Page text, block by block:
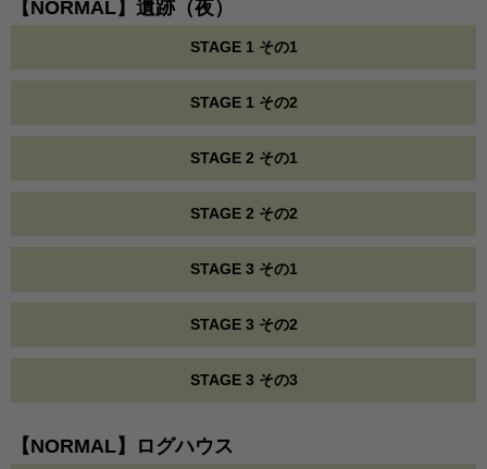
【NORMAL】遺跡（夜）
STAGE 1 その1
STAGE 1 その2
STAGE 2 その1
STAGE 2 その2
STAGE 3 その1
STAGE 3 その2
STAGE 3 その3
【NORMAL】ログハウス